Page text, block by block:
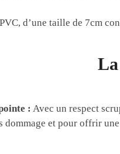
d’une taille de 7cm
La
: Avec un respect
dommage et pour offrir